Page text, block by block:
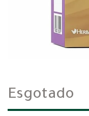
Esgotado